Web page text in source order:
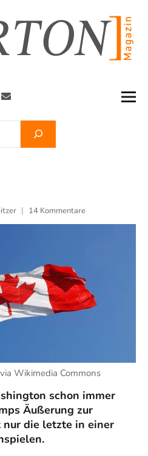
Newsletter
14 Kommentare
Wikimedia Commons
schon immer
Äußerung zur
nur die letzte in einer